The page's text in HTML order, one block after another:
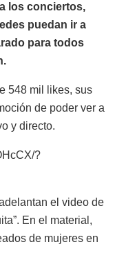
los conciertos,
puedan ir a
para todos
548 mil likes, sus
de poder ver a
y directo.
?
el video de
En el material,
de mujeres en